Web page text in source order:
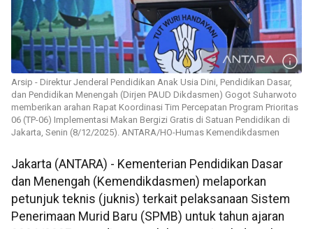
Arsip - Direktur Jenderal Pendidikan Anak Usia Dini, Pendidikan Dasar,
dan Pendidikan Menengah (Dirjen PAUD Dikdasmen) Gogot Suharwoto
memberikan arahan Rapat Koordinasi Tim Percepatan Program Prioritas
06 (TP-06) Implementasi Makan Bergizi Gratis di Satuan Pendidikan di
Jakarta, Senin (8/12/2025). ANTARA/HO-Humas Kemendikdasmen
Jakarta (ANTARA) - Kementerian Pendidikan Dasar
dan Menengah (Kemendikdasmen) melaporkan
petunjuk teknis (juknis) terkait pelaksanaan Sistem
Penerimaan Murid Baru (SPMB) untuk tahun ajaran